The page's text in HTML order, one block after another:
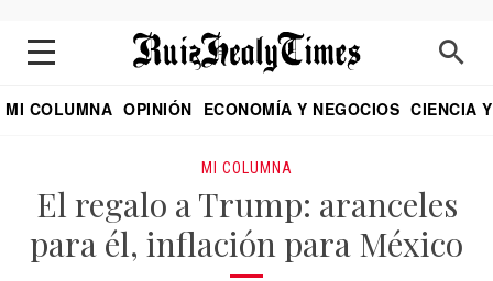
MI COLUMNA OPINIÓN ECONOMÍA Y NEGOCIOS CIENCIA
MI COLUMNA
El regalo a Trump: aranceles
para él, inflación para México